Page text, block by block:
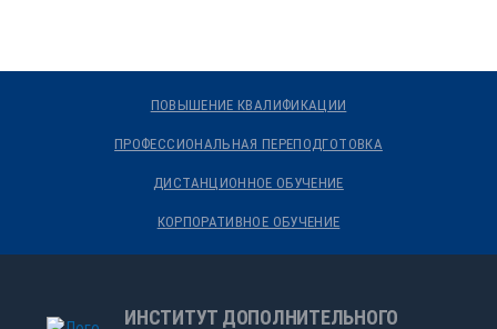
ПОВЫШЕНИЕ КВАЛИФИКАЦИИ
ПРОФЕССИОНАЛЬНАЯ ПЕРЕПОДГОТОВКА
ДИСТАНЦИОННОЕ ОБУЧЕНИЕ
КОРПОРАТИВНОЕ ОБУЧЕНИЕ
ИНСТИТУТ ДОПОЛНИТЕЛЬНОГО